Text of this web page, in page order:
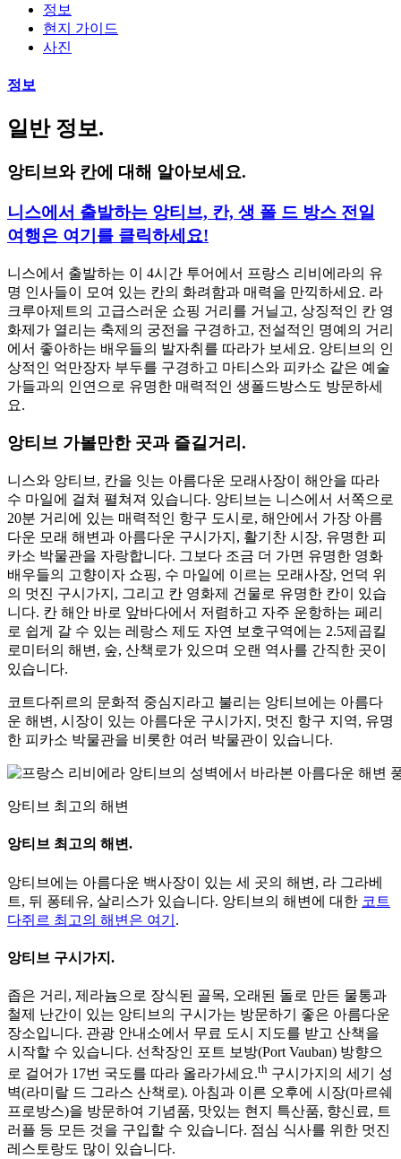
정보
현지 가이드
사진
정보
일반 정보.
앙티브와 칸에 대해 알아보세요.
니스에서 출발하는 앙티브, 칸, 생 폴 드 방스 전일
여행은 여기를 클릭하세요!
니스에서 출발하는 이 4시간 투어에서 프랑스 리비에라의 유
명 인사들이 모여 있는 칸의 화려함과 매력을 만끽하세요. 라
크루아제트의 고급스러운 쇼핑 거리를 거닐고, 상징적인 칸 영
화제가 열리는 축제의 궁전을 구경하고, 전설적인 명예의 거리
에서 좋아하는 배우들의 발자취를 따라가 보세요. 앙티브의 인
상적인 억만장자 부두를 구경하고 마티스와 피카소 같은 예술
가들과의 인연으로 유명한 매력적인 생폴드방스도 방문하세
요.
앙티브 가볼만한 곳과 즐길거리.
니스와 앙티브, 칸을 잇는 아름다운 모래사장이 해안을 따라
수 마일에 걸쳐 펼쳐져 있습니다. 앙티브는 니스에서 서쪽으로
20분 거리에 있는 매력적인 항구 도시로, 해안에서 가장 아름
다운 모래 해변과 아름다운 구시가지, 활기찬 시장, 유명한 피
카소 박물관을 자랑합니다. 그보다 조금 더 가면 유명한 영화
배우들의 고향이자 쇼핑, 수 마일에 이르는 모래사장, 언덕 위
의 멋진 구시가지, 그리고 칸 영화제 건물로 유명한 칸이 있습
니다. 칸 해안 바로 앞바다에서 저렴하고 자주 운항하는 페리
로 쉽게 갈 수 있는 레랑스 제도 자연 보호구역에는 2.5제곱킬
로미터의 해변, 숲, 산책로가 있으며 오랜 역사를 간직한 곳이
있습니다.
코트다쥐르의 문화적 중심지라고 불리는 앙티브에는 아름다
운 해변, 시장이 있는 아름다운 구시가지, 멋진 항구 지역, 유명
한 피카소 박물관을 비롯한 여러 박물관이 있습니다.
앙티브 최고의 해변
앙티브 최고의 해변.
앙티브에는 아름다운 백사장이 있는 세 곳의 해변, 라 그라베
트, 뒤 퐁테유, 살리스가 있습니다. 앙티브의 해변에 대한 코트
다쥐르 최고의 해변은 여기 .
앙티브 구시가지.
좁은 거리, 제라늄으로 장식된 골목, 오래된 돌로 만든 물통과
철제 난간이 있는 앙티브의 구시가는 방문하기 좋은 아름다운
장소입니다. 관광 안내소에서 무료 도시 지도를 받고 산책을
시작할 수 있습니다. 선착장인 포트 보방(Port Vauban) 방향으
로 걸어가 17번 국도를 따라 올라가세요.th 구시가지의 세기 성
벽(라미랄 드 그라스 산책로). 아침과 이른 오후에 시장(마르쉐
프로방스)을 방문하여 기념품, 맛있는 현지 특산품, 향신료, 트
러플 등 모든 것을 구입할 수 있습니다. 점심 식사를 위한 멋진
레스토랑도 많이 있습니다.